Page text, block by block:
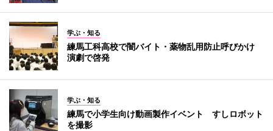
学ぶ・知る
練馬工科高校で闇バイト・薬物乱用防止呼びかけ
演劇で啓発
学ぶ・知る
練馬で小学生向け動画製作イベント すしロボット
を撮影